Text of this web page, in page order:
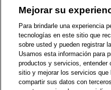
1-800-679-9691 | Contáctenos |
Política de Privacidad | WA
Zona de Bienestar | ©
Mejorar su
Para brindarle una experiencia
tecnologías en este sitio que
sobre usted y pueden registrar
Usamos esta información para
productos y servicios, entender
sitio y mejorar los servicios que
compartir sus datos con